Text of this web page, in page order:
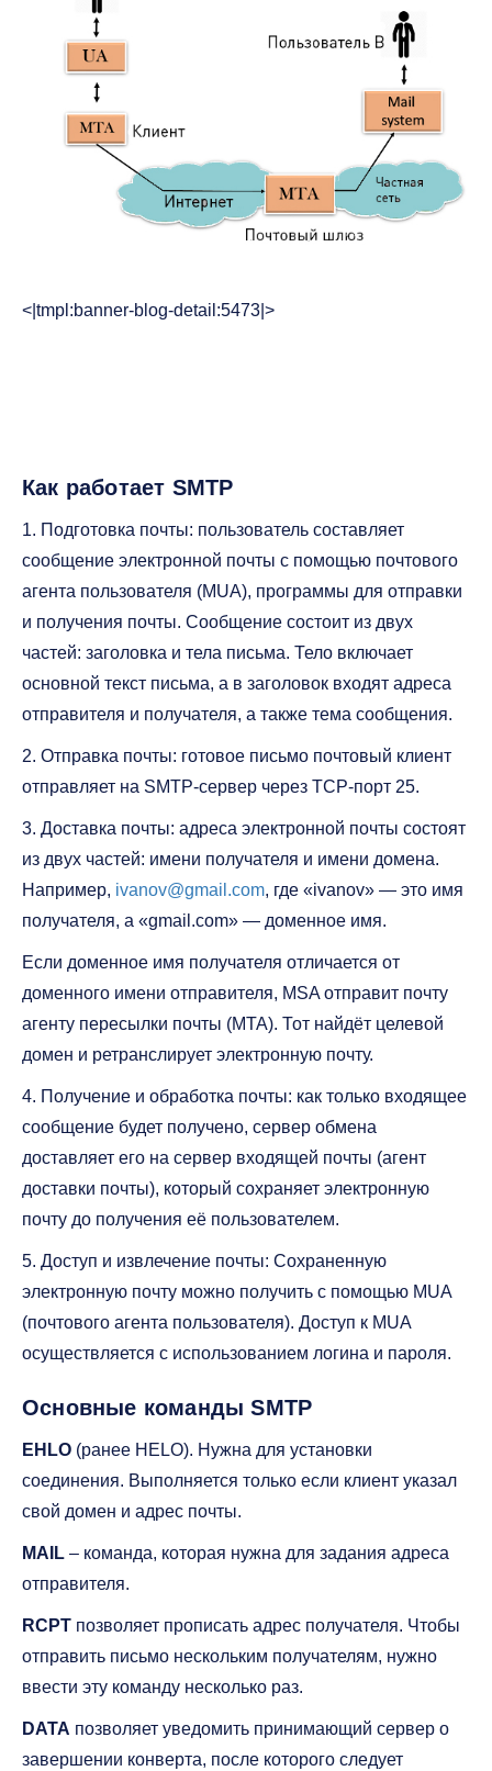
<|tmpl:banner-blog-detail:5473|>
Как работает SMTP
1. Подготовка почты: пользователь составляет
сообщение электронной почты с помощью почтового
агента пользователя (MUA), программы для отправки
и получения почты. Сообщение состоит из двух
частей: заголовка и тела письма. Тело включает
основной текст письма, а в заголовок входят адреса
отправителя и получателя, а также тема сообщения.
2. Отправка почты: готовое письмо почтовый клиент
отправляет на SMTP-сервер через TCP-порт 25.
3. Доставка почты: адреса электронной почты состоят
из двух частей: имени получателя и имени домена.
Например, ivanov@gmail.com, где «ivanov» — это имя
получателя, а «gmail.com» — доменное имя.
Если доменное имя получателя отличается от
доменного имени отправителя, MSA отправит почту
агенту пересылки почты (MTA). Тот найдёт целевой
домен и ретранслирует электронную почту.
4. Получение и обработка почты: как только входящее
сообщение будет получено, сервер обмена
доставляет его на сервер входящей почты (агент
доставки почты), который сохраняет электронную
почту до получения её пользователем.
5. Доступ и извлечение почты: Сохраненную
электронную почту можно получить с помощью MUA
(почтового агента пользователя). Доступ к MUA
осуществляется с использованием логина и пароля.
Основные команды SMTP
EHLO (ранее HELO). Нужна для установки
соединения. Выполняется только если клиент указал
свой домен и адрес почты.
MAIL – команда, которая нужна для задания адреса
отправителя.
RCPT позволяет прописать адрес получателя. Чтобы
отправить письмо нескольким получателям, нужно
ввести эту команду несколько раз.
DATA позволяет уведомить принимающий сервер о
завершении конверта, после которого следует